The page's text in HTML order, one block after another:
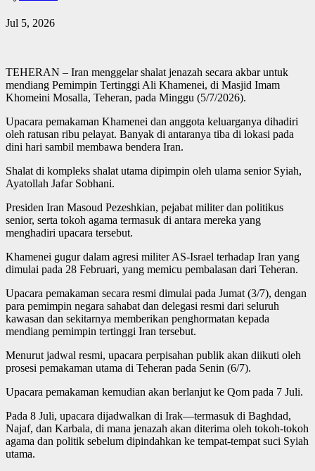
Jul 5, 2026
TEHERAN – Iran menggelar shalat jenazah secara akbar untuk
mendiang Pemimpin Tertinggi Ali Khamenei, di Masjid Imam
Khomeini Mosalla, Teheran, pada Minggu (5/7/2026).
Upacara pemakaman Khamenei dan anggota keluarganya dihadiri
oleh ratusan ribu pelayat. Banyak di antaranya tiba di lokasi pada
dini hari sambil membawa bendera Iran.
Shalat di kompleks shalat utama dipimpin oleh ulama senior Syiah,
Ayatollah Jafar Sobhani.
Presiden Iran Masoud Pezeshkian, pejabat militer dan politikus
senior, serta tokoh agama termasuk di antara mereka yang
menghadiri upacara tersebut.
Khamenei gugur dalam agresi militer AS-Israel terhadap Iran yang
dimulai pada 28 Februari, yang memicu pembalasan dari Teheran.
Upacara pemakaman secara resmi dimulai pada Jumat (3/7), dengan
para pemimpin negara sahabat dan delegasi resmi dari seluruh
kawasan dan sekitarnya memberikan penghormatan kepada
mendiang pemimpin tertinggi Iran tersebut.
Menurut jadwal resmi, upacara perpisahan publik akan diikuti oleh
prosesi pemakaman utama di Teheran pada Senin (6/7).
Upacara pemakaman kemudian akan berlanjut ke Qom pada 7 Juli.
Pada 8 Juli, upacara dijadwalkan di Irak—termasuk di Baghdad,
Najaf, dan Karbala, di mana jenazah akan diterima oleh tokoh-tokoh
agama dan politik sebelum dipindahkan ke tempat-tempat suci Syiah
utama.